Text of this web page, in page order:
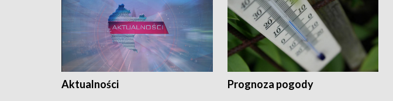
Aktualności Prognoza pogody